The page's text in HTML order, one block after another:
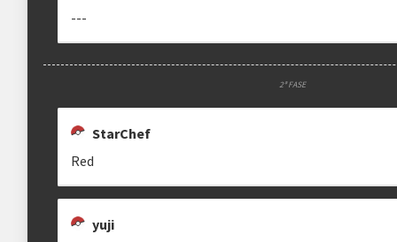
---
2ª FASE
StarChef
Red
yuji